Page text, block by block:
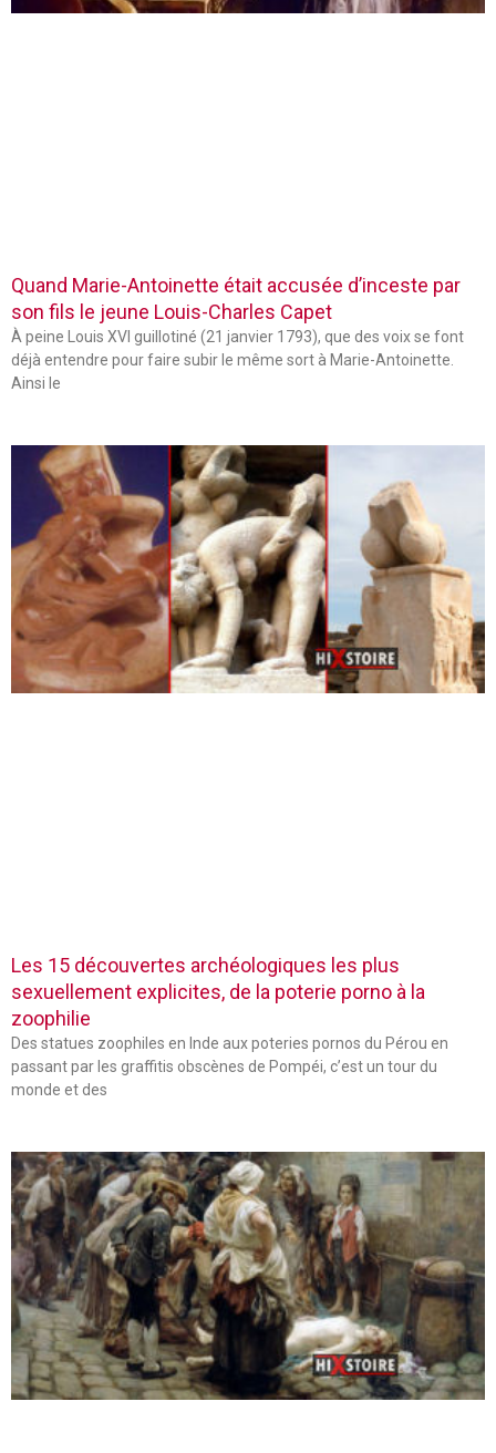
Quand Marie-Antoinette était accusée d’inceste par
son fils le jeune Louis-Charles Capet
À peine Louis XVI guillotiné (21 janvier 1793), que des voix se font
déjà entendre pour faire subir le même sort à Marie-Antoinette.
Ainsi le
Les 15 découvertes archéologiques les plus
sexuellement explicites, de la poterie porno à la
zoophilie
Des statues zoophiles en Inde aux poteries pornos du Pérou en
passant par les graffitis obscènes de Pompéi, c’est un tour du
monde et des